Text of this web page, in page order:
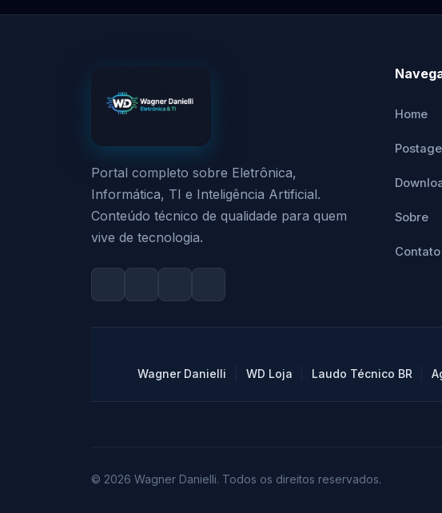
Portal completo sobre Eletrônica,
Informática, TI e Inteligência Artificial.
Conteúdo técnico de qualidade para quem
vive de tecnologia.
Home
Sobre
Contato
Wagner Danielli
WD Loja Laudo Técnico BR
© 2026 Wagner Danielli. Todos os direitos reservados.